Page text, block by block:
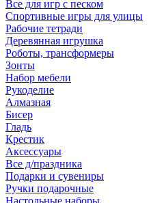
Все для игр с песком
Спортивные игры для улицы
Рабочие тетради
Деревянная игрушка
Роботы, трансформеры
Зонты
Набор мебели
Рукоделие
Алмазная
Бисер
Гладь
Крестик
Аксессуары
Все д/праздника
Подарки и сувениры
Ручки подарочные
Настольные наборы